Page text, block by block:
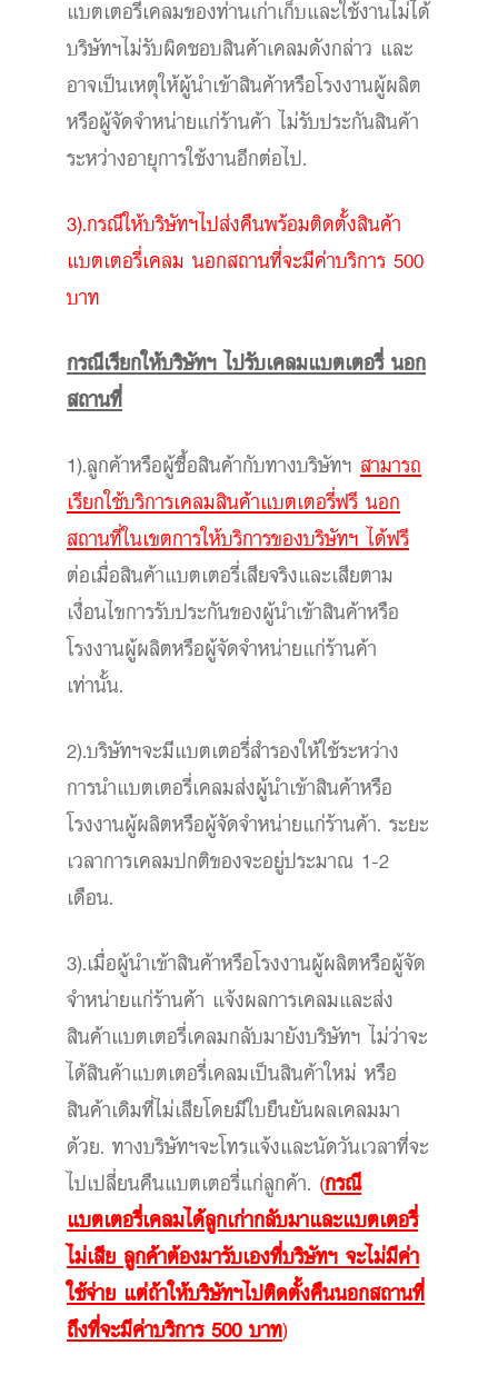
แบตเตอรี่เคลมของท่านเก่าเก็บและใช้งานไม่ได้
บริษัทฯไม่รับผิดชอบสินค้าเคลมดังกล่าว และ
อาจเป็นเหตุให้ผู้นำเข้าสินค้าหรือโรงงานผู้ผลิต
หรือผู้จัดจำหน่ายแก่ร้านค้า ไม่รับประกันสินค้า
ระหว่างอายุการใช้งานอีกต่อไป.
3).กรณีให้บริษัทฯไปส่งคืนพร้อมติดตั้งสินค้า
แบตเตอรี่เคลม นอกสถานที่จะมีค่าบริการ 500
บาท
กรณีเรียกให้บริษัทฯ ไปรับเคลมแบตเตอรี่ นอก
สถานที่
1).ลูกค้าหรือผู้ซื้อสินค้ากับทางบริษัทฯ สามารถ
เรียกใช้บริการเคลมสินค้าแบตเตอรี่ฟรี นอก
สถานที่ในเขตการให้บริการของบริษัทฯ ได้ฟรี
ต่อเมื่อสินค้าแบตเตอรี่เสียจริงและเสียตาม
เงื่อนไขการรับประกันของผู้นำเข้าสินค้าหรือ
โรงงานผู้ผลิตหรือผู้จัดจำหน่ายแก่ร้านค้า
เท่านั้น.
2).บริษัทฯจะมีแบตเตอรี่สำรองให้ใช้ระหว่าง
การนำแบตเตอรี่เคลมส่งผู้นำเข้าสินค้าหรือ
โรงงานผู้ผลิตหรือผู้จัดจำหน่ายแก่ร้านค้า. ระยะ
เวลาการเคลมปกติของจะอยู่ประมาณ 1-2
เดือน.
3).เมื่อผู้นำเข้าสินค้าหรือโรงงานผู้ผลิตหรือผู้จัด
จำหน่ายแก่ร้านค้า แจ้งผลการเคลมและส่ง
สินค้าแบตเตอรี่เคลมกลับมายังบริษัทฯ ไม่ว่าจะ
ได้สินค้าแบตเตอรี่เคลมเป็นสินค้าใหม่ หรือ
สินค้าเดิมที่ไม่เสียโดยมีใบยืนยันผลเคลมมา
ด้วย. ทางบริษัทฯจะโทรแจ้งและนัดวันเวลาที่จะ
ไปเปลี่ยนคืนแบตเตอรี่แก่ลูกค้า. (กรณี
แบตเตอรี่เคลมได้ลูกเก่ากลับมาและแบตเตอรี่
ไม่เสีย ลูกค้าต้องมารับเองที่บริษัทฯ จะไม่มีค่า
ใช้จ่าย แต่ถ้าให้บริษัทฯไปติดตั้งคืนนอกสถานที่
ถึงที่จะมีค่าบริการ 500 บาท)